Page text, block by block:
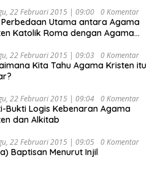
Perekonomian Nasional dan
Sosial dalam Menata
Menuju Indonesia Emas 2045”,
22 Februari 2015 | 09:00 0 Komentar
Utama antara Agama
Katolik Roma dengan Agama
22 Februari 2015 | 09:03 0 Komentar
Kita Tahu Agama Kristen itu
22 Februari 2015 | 09:04 0 Komentar
Bukti Logis Kebenaran Agama
dan Alkitab
22 Februari 2015 | 09:05 0 Komentar
Baptisan Menurut Injil